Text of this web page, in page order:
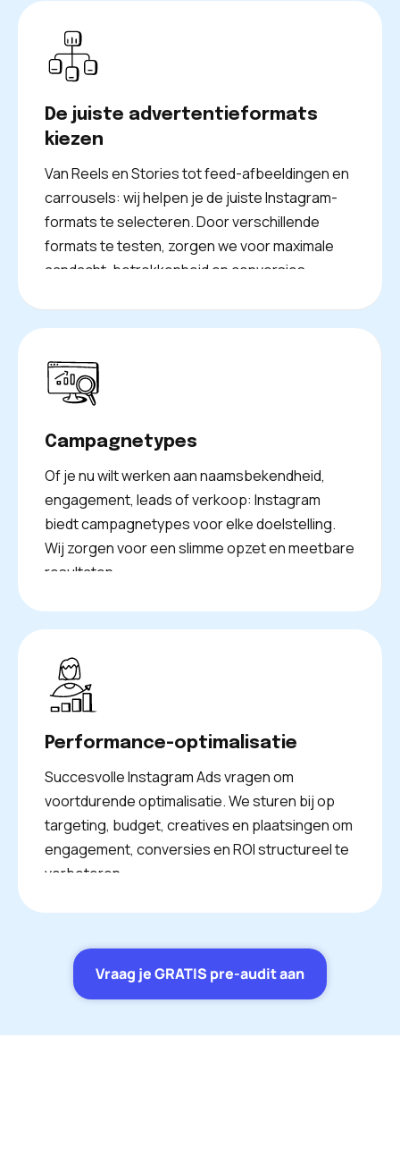
De juiste advertentieformats
kiezen
Van Reels en Stories tot feed-afbeeldingen en
carrousels: wij helpen je de juiste Instagram-
formats te selecteren. Door verschillende
formats te testen, zorgen we voor maximale
aandacht, betrokkenheid en conversies.
Campagnetypes
Of je nu wilt werken aan naamsbekendheid,
engagement, leads of verkoop: Instagram
biedt campagnetypes voor elke doelstelling.
Wij zorgen voor een slimme opzet en meetbare
resultaten.
Performance-optimalisatie
Succesvolle Instagram Ads vragen om
voortdurende optimalisatie. We sturen bij op
targeting, budget, creatives en plaatsingen om
engagement, conversies en ROI structureel te
verbeteren.
Vraag je GRATIS pre-audit aan